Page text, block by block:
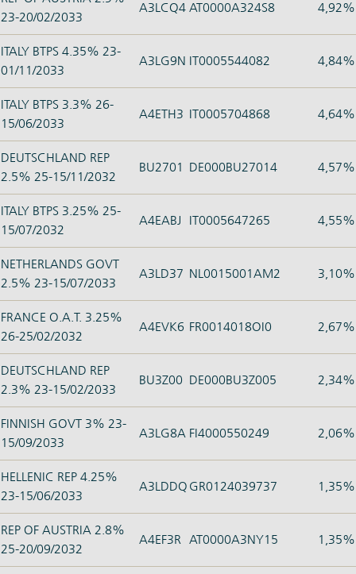
23-20/02/2033
A3LCQ4 AT0000A324S8 4,92%
ITALY BTPS 4.35% 23-
01/11/2033
A3LG9N IT0005544082 4,84%
ITALY BTPS 3.3% 26-
15/06/2033
A4ETH3 IT0005704868 4,64%
DEUTSCHLAND REP
2.5% 25-15/11/2032
BU2701 DE000BU27014 4,57%
ITALY BTPS 3.25% 25-
15/07/2032
A4EABJ IT0005647265 4,55%
NETHERLANDS GOVT
2.5% 23-15/07/2033
A3LD37 NL0015001AM2 3,10%
FRANCE O.A.T. 3.25%
26-25/02/2032
A4EVK6 FR0014018OI0 2,67%
DEUTSCHLAND REP
2.3% 23-15/02/2033
BU3Z00 DE000BU3Z005 2,34%
FINNISH GOVT 3% 23-
15/09/2033
A3LG8A FI4000550249 2,06%
HELLENIC REP 4.25%
23-15/06/2033
A3LDDQ GR0124039737 1,35%
REP OF AUSTRIA 2.8%
25-20/09/2032
A4EF3R AT0000A3NY15 1,35%